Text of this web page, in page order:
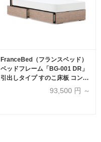
FranceBed（フランスベッド）
ベッドフレーム「BG-001 DR」
引出しタイプ すのこ床板 コンセ
ント付き アッシュグレー色
93,500 円 ～